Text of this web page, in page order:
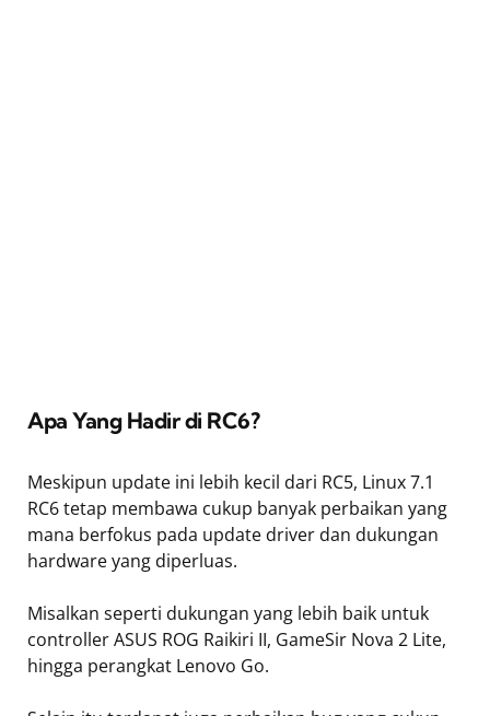
Apa Yang Hadir di RC6?
Meskipun update ini lebih kecil dari RC5, Linux 7.1
RC6 tetap membawa cukup banyak perbaikan yang
mana berfokus pada update driver dan dukungan
hardware yang diperluas.
Misalkan seperti dukungan yang lebih baik untuk
controller ASUS ROG Raikiri II, GameSir Nova 2 Lite,
hingga perangkat Lenovo Go.